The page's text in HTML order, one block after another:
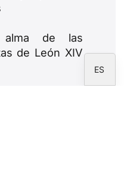
alma de las
de León XIV
ES